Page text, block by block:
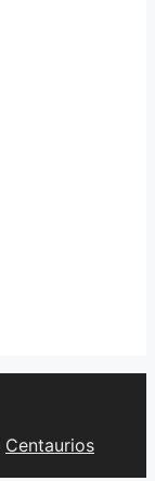
Centaurios